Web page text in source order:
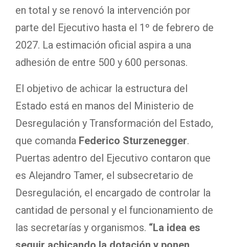
en total y se renovó la intervención por
parte del Ejecutivo hasta el 1º de febrero de
2027. La estimación oficial aspira a una
adhesión de entre 500 y 600 personas.
El objetivo de achicar la estructura del
Estado está en manos del Ministerio de
Desregulación y Transformación del Estado,
que comanda Federico Sturzenegger.
Puertas adentro del Ejecutivo contaron que
es Alejandro Tamer, el subsecretario de
Desregulación, el encargado de controlar la
cantidad de personal y el funcionamiento de
las secretarías y organismos. “La idea es